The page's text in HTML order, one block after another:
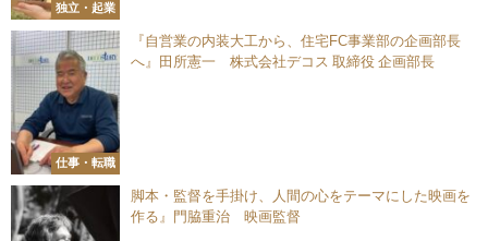
独立・起業
仕事・転職
『自営業の内装大工から、住宅FC事業部の企画部長
へ』田所憲一 株式会社デコス 取締役 企画部長
脚本・監督を手掛け、人間の心をテーマにした映画を
作る』門脇重治 映画監督